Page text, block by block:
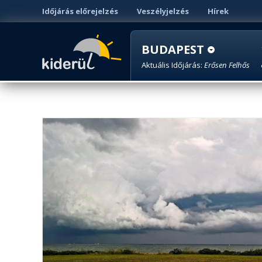
Időjárás előrejelzés Veszélyjelzés Hírek
BUDAPEST
Aktuális Időjárás: Erősen Felhős